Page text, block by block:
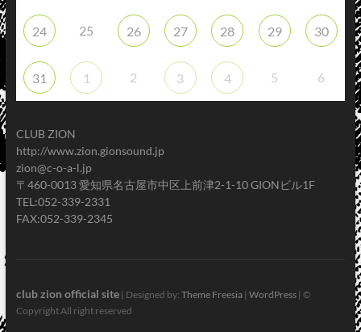
24 25 26 27 28 29 30
31 1 2 3 4 5 6
CLUB ZION
http://www.zion.gionsound.jp
zion@c-o-a-l.jp
〒460-0013 愛知県名古屋市中区上前津2-1-10 GIONビル1F
TEL:052-339-2331
FAX:052-339-2345
club zion official site| Designed by: Theme Freesia| WordPress| ©
Copyright All right reserved